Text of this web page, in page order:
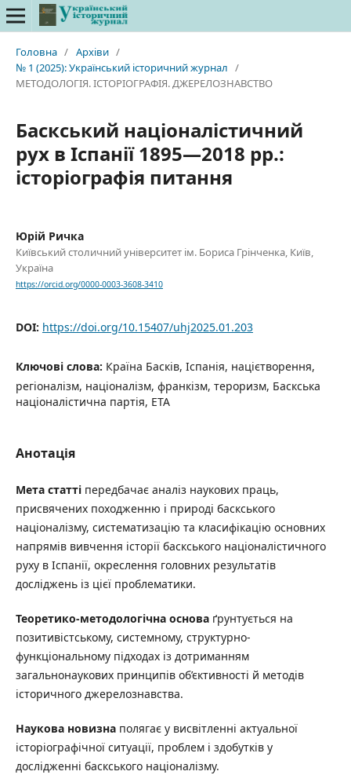
Головна / Архіви /
№ 1 (2025): Український історичний журнал /
МЕТОДОЛОГІЯ. ІСТОРІОГРАФІЯ. ДЖЕРЕЛОЗНАВСТВО
Баскський націоналістичний
рух в Іспанії 1895—2018 рр.:
історіографія питання
Юрій Ричка
Київський столичний університет ім. Бориса Грінченка, Київ,
Україна
https://orcid.org/0000-0003-3608-3410
DOI: https://doi.org/10.15407/uhj2025.01.203
Ключові слова: Країна Басків, Іспанія, націєтворення,
регіоналізм, націоналізм, франкізм, тероризм, Баскська
націоналістична партія, ЕТА
Анотація
Мета статтіпередбачає аналіз наукових праць,
присвячених походженню і природі баскського
націоналізму, систематизацію та класифікацію основних
напрямів вивчення історії баскського націоналістичного
руху в Іспанії, окреслення головних результатів
досліджень із цієї проблематики.
Теоретико-методологічна основаґрунтується на
позитивістському, системному, структурно-
функціональному підходах із дотриманням
загальнонаукових принципів об’єктивності й методів
історичного джерелознавства.
Наукова новизнаполягає у висвітленні актуальної
історіографічної ситуації, проблем і здобутків у
дослідженні баскського націоналізму.